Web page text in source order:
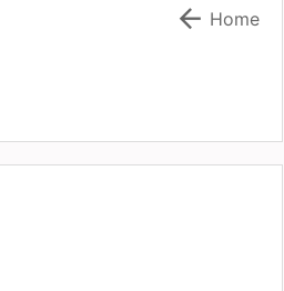
 Home